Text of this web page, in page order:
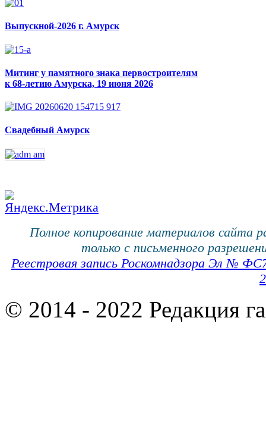
Выпускной-2026 г. Амурск
Митинг у памятного знака первостроителям
к 68-летию Амурска, 19 июня 2026
Свадебный Амурск
Полное копирование материалов сайта
только с письменного
Реестровая запись Роскомнадзора Эл №
© 2014 - 2022 Редакция